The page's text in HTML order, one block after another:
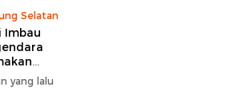
Selatan
Imbau
di
Kepadatan
yang lalu